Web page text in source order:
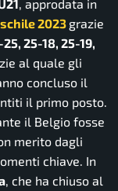
, approdata in
2023 grazie
25-18, 25-19,
al quale gli
concluso il
il primo posto.
il Belgio fosse
merito dagli
chiave. In
, che ha chiuso al